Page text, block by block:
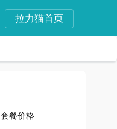
拉力猫首页
套餐价格